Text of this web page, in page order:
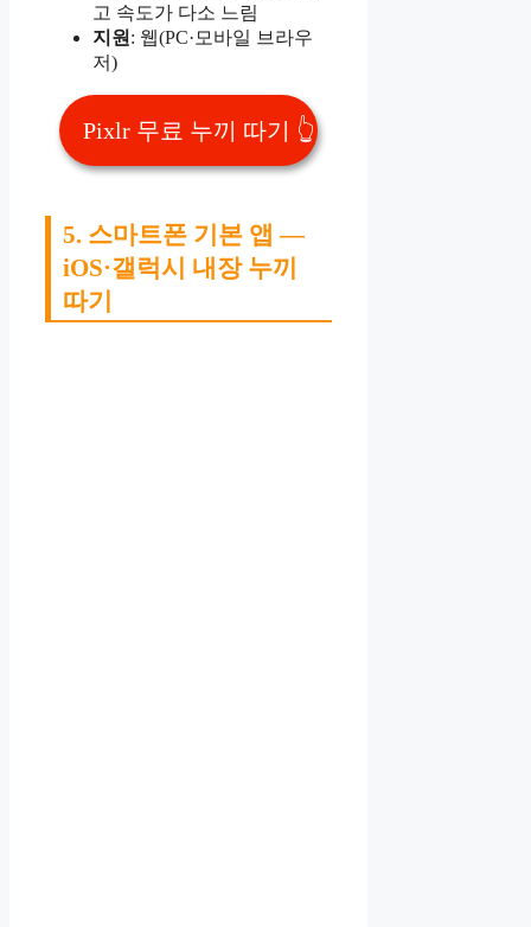
고 속도가 다소 느림
지원 : 웹(PC·모바일 브라우
저)
Pixlr 무료 누끼 따기 👆
5. 스마트폰 기본 앱 —
iOS·갤럭시 내장 누끼
따기